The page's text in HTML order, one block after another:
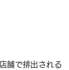
舗で排出される